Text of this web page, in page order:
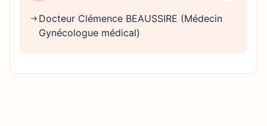
Docteur Clémence BEAUSSIRE (Médecin
Gynécologue médical)